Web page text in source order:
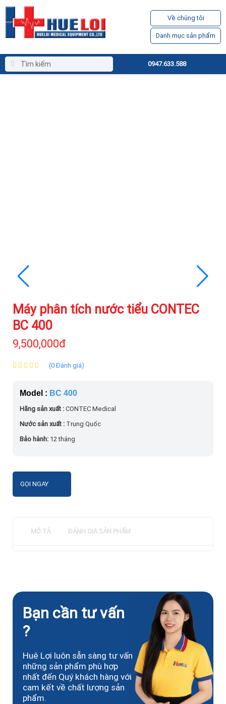
Về chúng tôi
Danh mục sản phẩm
0947.633.588
Máy phân tích nước tiểu CONTEC
BC 400
9,500,000đ
(0 Đánh giá)
Model : BC 400
Hãng sản xuất :CONTEC Medical
Nước sản xuất : Trung Quốc
Bảo hành: 12 tháng
GỌI NGAY
MÔ TẢ ĐÁNH GIÁ SẢN PHẨM
Bạn cần tư vấn
?
Huê Lợi luôn sẵn sàng tư vấn
những sản phẩm phù hợp
nhất đến Quý khách hàng với
cam kết về chất lượng sản
phẩm.